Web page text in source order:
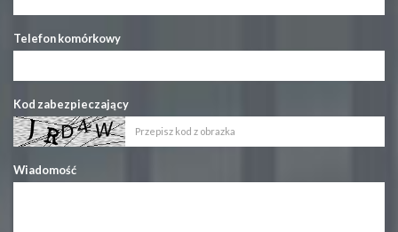
Telefon komórkowy
Kod zabezpieczający
Wiadomość